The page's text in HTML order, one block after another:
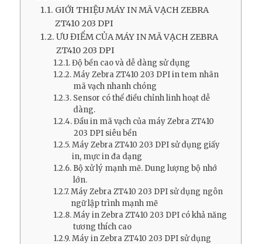
GIỚI THIỆU MÁY IN MÃ VẠCH ZEBRA
ZT410 203 DPI
ƯU ĐIỂM CỦA MÁY IN MÃ VẠCH ZEBRA
ZT410 203 DPI
Độ bền cao và dễ dàng sử dụng
Máy Zebra ZT410 203 DPI in tem nhãn
mã vạch nhanh chóng
Sensor có thể điều chỉnh linh hoạt dễ
dàng.
Đầu in mã vạch của máy Zebra ZT410
203 DPI siêu bền
Máy Zebra ZT410 203 DPI sử dụng giấy
in, mực in đa dạng
Bộ xử lý mạnh mẽ. Dung lượng bộ nhớ
lớn.
Máy Zebra ZT410 203 DPI sử dụng ngôn
ngữ lập trình mạnh mẽ
Máy in Zebra ZT410 203 DPI có khả năng
tương thích cao
Máy in Zebra ZT410 203 DPI sử dụng